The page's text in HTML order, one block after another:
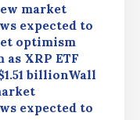
market
expected to
optimism
XRP ETF
billionWall
expected to